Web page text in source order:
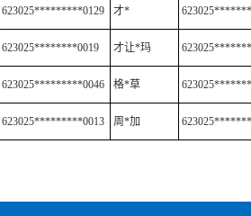
623025*********0129 才*
623025********0019 才让*玛
623025*********0046 格*草
623025*********0013 周*加